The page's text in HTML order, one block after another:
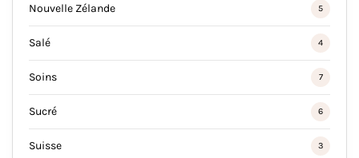
Nouvelle Zélande 5
Salé 4
Soins 7
Sucré 6
Suisse 3